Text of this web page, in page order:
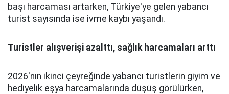
başı harcaması artarken, Türkiye'ye gelen yabancı
turist sayısında ise ivme kaybı yaşandı.
Turistler alışverişi azalttı, sağlık harcamaları arttı
2026'nın ikinci çeyreğinde yabancı turistlerin giyim ve
hediyelik eşya harcamalarında düşüş görülürken,